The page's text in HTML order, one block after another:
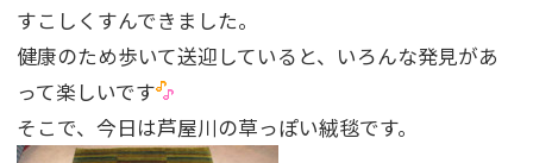
すこしくすんできました。
健康のため歩いて送迎していると、いろんな発見があ
って楽しいです
そこで、今日は芦屋川の草っぽい絨毯です。